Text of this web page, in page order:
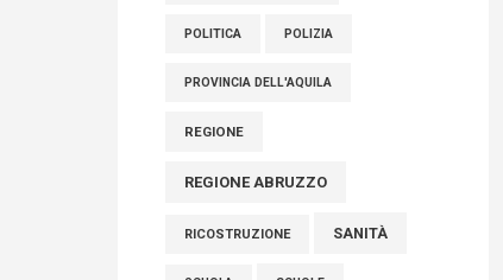
POLITICA POLIZIA
PROVINCIA DELL'AQUILA
REGIONE
REGIONE ABRUZZO
RICOSTRUZIONE SANITÀ